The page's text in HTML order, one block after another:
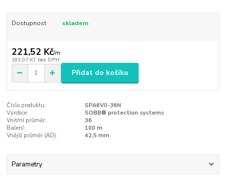
Dostupnost skladem
221,52 Kč/m
183,07 Kč bez DPH
Přidat do košíku
Číslo produktu:
SPA6V0-36N
Výrobce:
SOBB® protection systems
Vnitřní průměr:
36
Balení:
100 m
Vnější průměr (AD):
42,5 mm
Parametry